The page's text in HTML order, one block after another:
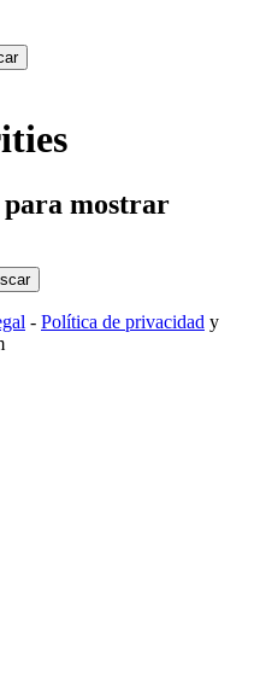
para mostrar
- Política de privacidad y